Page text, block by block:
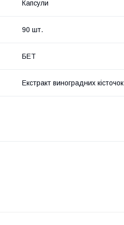
Капсули
90 шт.
БЕТ
Екстракт виноградних кісточок